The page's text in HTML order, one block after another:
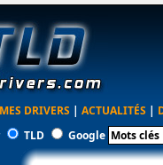
MES DRIVERS | ACTUALITÉS |
TLD Google